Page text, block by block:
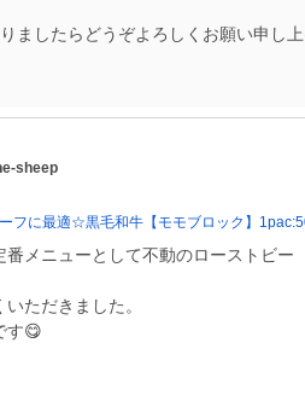
ましたらどうぞよろしくお願い申し上
sheep
フに最適☆黒毛和牛【モモブロック】
番メニューとして不動のローストビー
ただきました。
す😋